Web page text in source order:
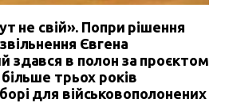
не свій». Попри рішення
Євгена
здався в полон за проєктом
трьох років
для військовополонених